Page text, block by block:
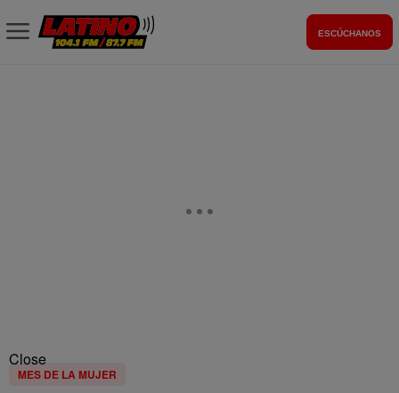
ESCÚCHANOS
Close
MES DE LA MUJER